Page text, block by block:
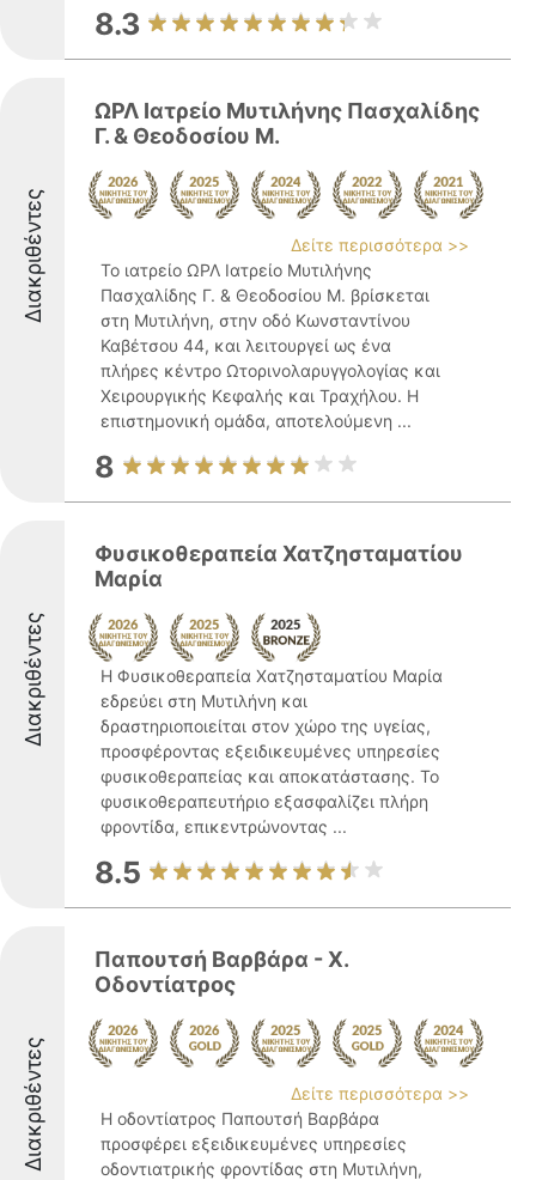
8.3
Διακριθέντες
ΩΡΛ Ιατρείο Μυτιλήνης Πασχαλίδης
Γ. & Θεοδοσίου Μ.
Δείτε περισσότερα >>
Το ιατρείο ΩΡΛ Ιατρείο Μυτιλήνης
Πασχαλίδης Γ. & Θεοδοσίου Μ. βρίσκεται
στη Μυτιλήνη, στην οδό Κωνσταντίνου
Καβέτσου 44, και λειτουργεί ως ένα
πλήρες κέντρο Ωτορινολαρυγγολογίας και
Χειρουργικής Κεφαλής και Τραχήλου. Η
επιστημονική ομάδα, αποτελούμενη ...
8
Διακριθέντες
Φυσικοθεραπεία Χατζησταματίου
Μαρία
Η Φυσικοθεραπεία Χατζησταματίου Μαρία
εδρεύει στη Μυτιλήνη και
δραστηριοποιείται στον χώρο της υγείας,
προσφέροντας εξειδικευμένες υπηρεσίες
φυσικοθεραπείας και αποκατάστασης. Το
φυσικοθεραπευτήριο εξασφαλίζει πλήρη
φροντίδα, επικεντρώνοντας ...
8.5
Διακριθέντες
Παπουτσή Βαρβάρα - Χ.
Οδοντίατρος
Δείτε περισσότερα >>
Η οδοντίατρος Παπουτσή Βαρβάρα
προσφέρει εξειδικευμένες υπηρεσίες
οδοντιατρικής φροντίδας στη Μυτιλήνη,